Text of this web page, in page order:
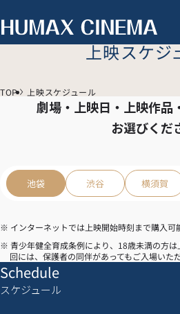
上映スケジ
TOP 上映スケジュール
劇場・上映日・上映作品
お選びくだ
池袋 渋谷 横須賀
※ インターネットでは上映開始時刻まで購入可
※ 青少年健全育成条例により、18歳未満の方
回には、保護者の同伴があってもご入場いた
Schedule
スケジュール